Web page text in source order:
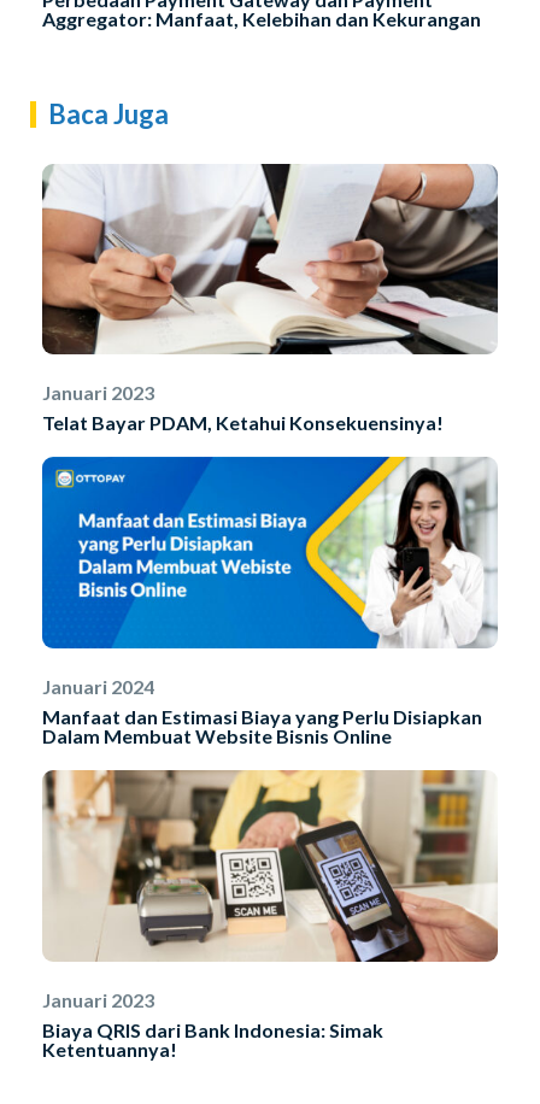
Aggregator: Manfaat, Kelebihan dan Kekurangan
Baca Juga
Januari 2023
Telat Bayar PDAM, Ketahui Konsekuensinya!
Januari 2024
Manfaat dan Estimasi Biaya yang Perlu Disiapkan
Dalam Membuat Website Bisnis Online
Januari 2023
Biaya QRIS dari Bank Indonesia: Simak
Ketentuannya!